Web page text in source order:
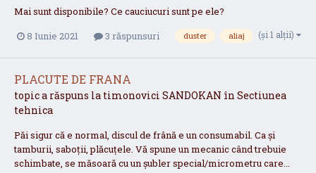
Mai sunt disponibile? Ce cauciucuri sunt pe ele?
8 Iunie 2021
3 răspunsuri duster aliaj (și 1 alții)
PLACUTE DE FRANA
topic a răspuns la timonovici SANDOKAN în Sectiunea
tehnica
Păi sigur că e normal, discul de frână e un consumabil. Ca și
tamburii, saboții, plăcuțele. Vă spune un mecanic când trebuie
schimbate, se măsoară cu un șubler special/micrometru care...